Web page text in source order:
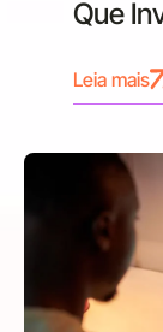
Que
Leia mais